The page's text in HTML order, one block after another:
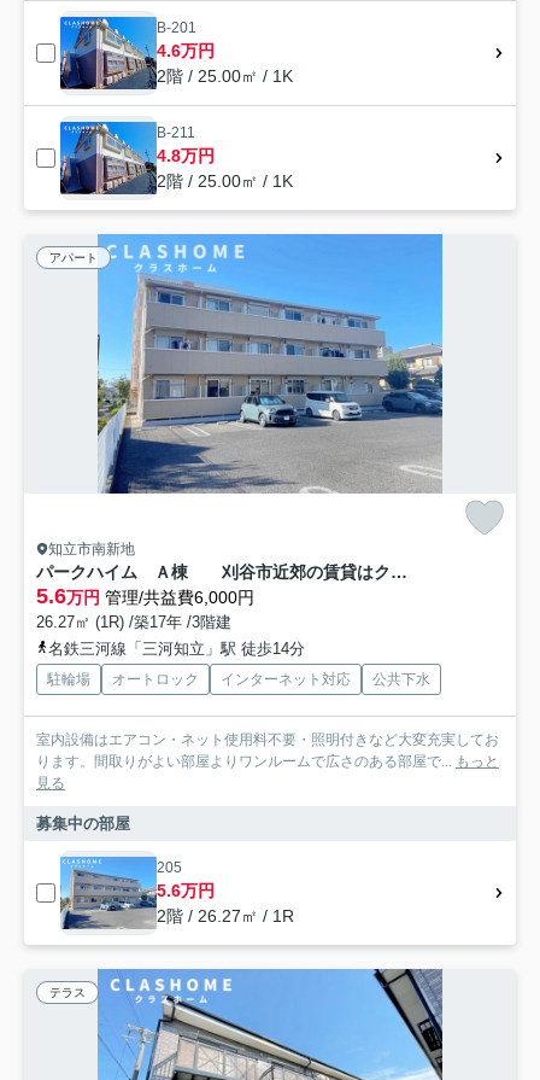
B-201
4.6万円
2階 / 25.00㎡ / 1K
B-211
4.8万円
2階 / 25.00㎡ / 1K
アパート
知立市南新地
パークハイム Ａ棟 刈谷市近郊の賃貸はクラスホーム刈谷店
5.6万円 管理/共益費6,000円
26.27㎡ (1R) /築17年 /3階建
名鉄三河線「三河知立」駅 徒歩14分
駐輪場 オートロック インターネット対応 公共下水
室内設備はエアコン・ネット使用料不要・照明付きなど大変充実してお
ります。間取りがよい部屋よりワンルームで広さのある部屋で... もっと
見る
募集中の部屋
205
5.6万円
2階 / 26.27㎡ / 1R
テラス